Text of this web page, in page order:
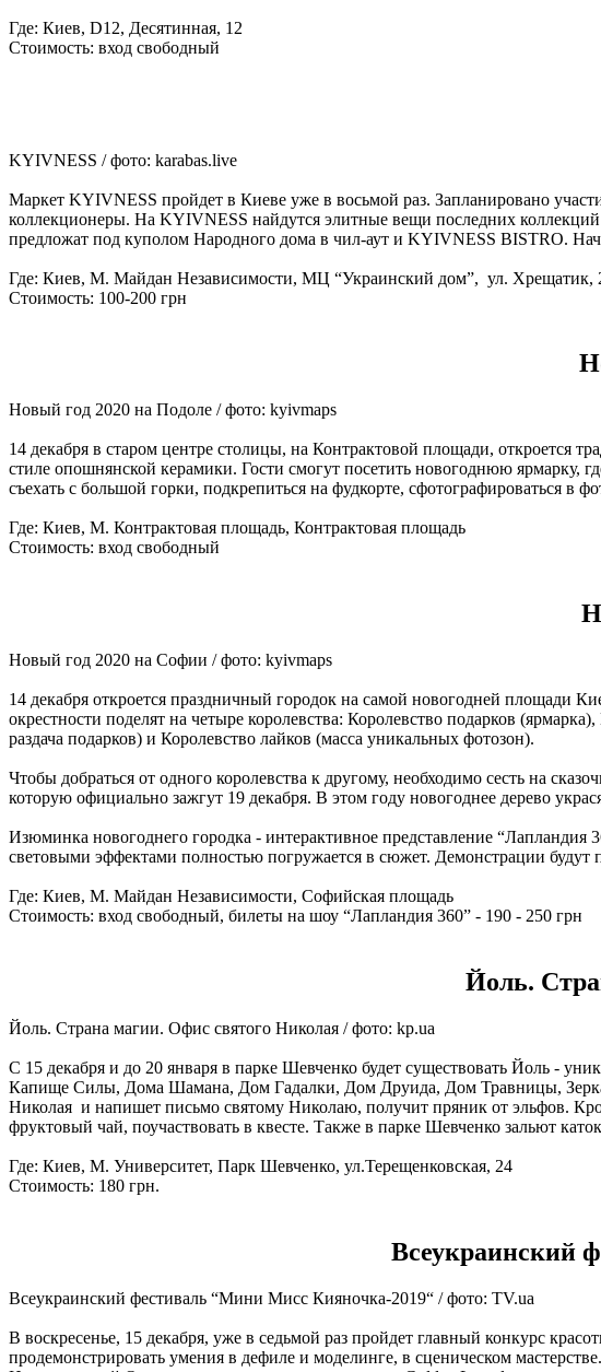
Где: Киев, D12, Десятинная, 12
Стоимость: вход свободный
KYIVNESS / фото: karabas.live
Маркет KYIVNESS пройдет в Киеве уже в восьмой раз. Запланировано
коллекционеры. На KYIVNESS найдутся элитные вещи последних
предложат под куполом Народного дома в чил-аут и KYIVNESS BISTRO.
Где: Киев, М. Майдан Независимости, МЦ “Украинский дом”, ул. Хрещатик,
Стоимость: 100-200 грн
Новый год 2020 на Подоле / фото: kyivmaps
14 декабря в старом центре столицы, на Контрактовой площади, откроется
стиле опошнянской керамики. Гости смогут посетить новогоднюю ярмарку,
съехать с большой горки, подкрепиться на фудкорте, сфотографироваться в
Где: Киев, М. Контрактовая площадь, Контрактовая площадь
Стоимость: вход свободный
Новый год 2020 на Софии / фото: kyivmaps
14 декабря откроется праздничный городок на самой новогодней площади
окрестности поделят на четыре королевства: Королевство подарков
раздача подарков) и Королевство лайков (масса уникальных фотозон).
Чтобы добраться от одного королевства к другому, необходимо сесть на
которую официально зажгут 19 декабря. В этом году новогоднее дерево
Изюминка новогоднего городка - интерактивное представление “Лапландия
световыми эффектами полностью погружается в сюжет. Демонстрации
Где: Киев, М. Майдан Независимости, Софийская площадь
Стоимость: вход свободный, билеты на шоу “Лапландия 360” - 190 - 250 грн
Йоль.
Йоль. Страна магии. Офис святого Николая / фото: kp.ua
С 15 декабря и до 20 января в парке Шевченко будет существовать Йоль -
Капище Силы, Дома Шамана, Дом Гадалки, Дом Друида, Дом Травницы,
Николая и напишет письмо святому Николаю, получит пряник от эльфов.
фруктовый чай, поучаствовать в квесте. Также в парке Шевченко зальют
Где: Киев, М. Университет, Парк Шевченко, ул.Терещенковская, 24
Стоимость: 180 грн.
Всеукраинский
Всеукраинский фестиваль “Мини Мисс Кияночка-2019“ / фото: TV.ua
В воскресенье, 15 декабря, уже в седьмой раз пройдет главный конкурс
продемонстрировать умения в дефиле и моделинге, в сценическом